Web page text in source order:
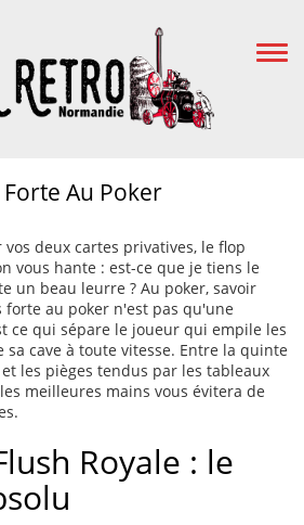
Au Poker
vos deux cartes privatives, le flop
vous hante : est-ce que je tiens le
un beau leurre ? Au poker, savoir
au poker n'est pas qu'une
ce qui sépare le joueur qui empile les
cave à toute vitesse. Entre la quinte
les pièges tendus par les tableaux
meilleures mains vous évitera de
Royale : le